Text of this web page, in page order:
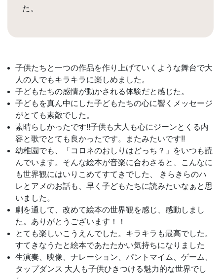
た。
子供たちと一つの作品を作り上げていくような舞台で大
人の人でもキラキラに楽しめました。
子どもたちの感情が動かされる体験だと感じた。
子どもを真ん中にした子どもたちの心に響くメッセージ
がとても素敵でした。
素晴らしかったです!!子供も大人も心にジーンとくる内
容と歌でとても良かったです。またみたいです!!
幼稚園でも、「コロネのおしりはどっち？」をいつも読
んでいます。そんな絵本が音楽に合わさると、こんなに
も世界観にはいりこめてすてきでした、 きらきらのハ
レとアメのお話も、早く子どもたちに読みたいなぁと思
いました。
劇を通して、改めて絵本の世界観を感じ、感動しまし
た。ありがとうございます！！
とても楽しいこうえんでした。キラキラも最高でした。
すてきなうたと絵本であたたかい気持ちになりました
生演奏、映像、ナレーション、パントマイム、ゲーム、
タップダンス 大人も子供ひきつける魅力的な世界でし